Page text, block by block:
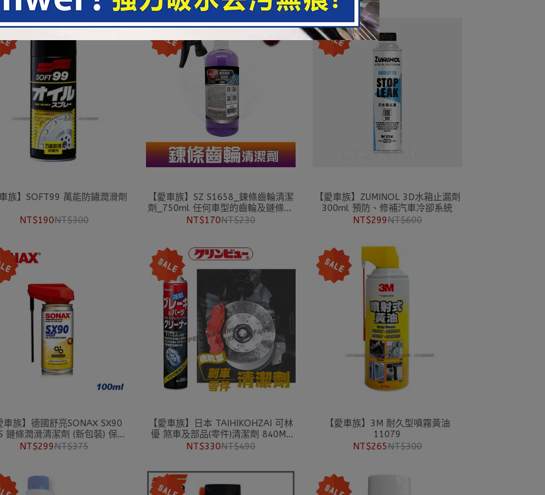
族】SOFT99 萬能防鏽潤滑劑
NT$190NT$300
【愛車族】SZ S1658_鍊條齒輪清潔
劑_750ml 任何車型的齒輪及鏈條皆
可使用
NT$170NT$230
【愛車族】ZUMINOL 3D水箱止漏劑
300ml 預防、修補汽車冷卻系統
NT$299NT$600
車族】德國舒亮SONAX SX90
鏈條潤滑清潔劑 (新包裝) 保護
潤滑 清潔
NT$299NT$375
【愛車族】日本 TAIHIKOHZAI 可林
優 煞車及部品(零件)清潔劑 840ML
清潔力強/碟盤清潔劑/煞車盤清潔劑
NT$330NT$490
【愛車族】3M 耐久型噴霧黃油
11079
NT$265NT$300